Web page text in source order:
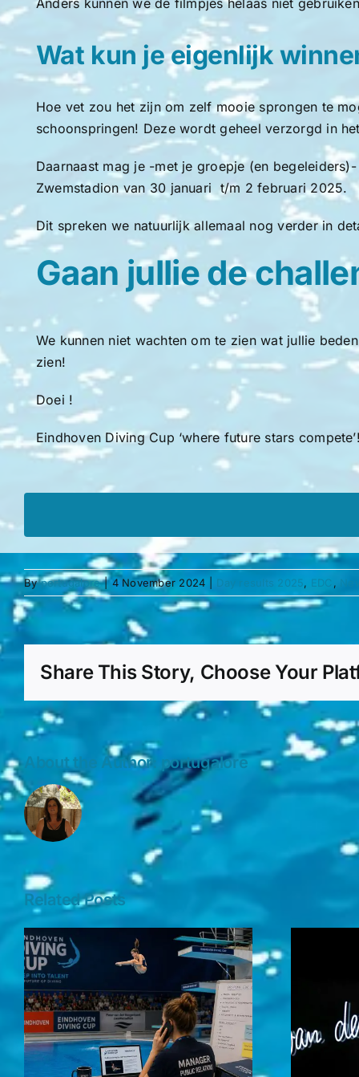
Anders kunnen we de filmpjes helaas niet
Wat kun je eigenlijk
Hoe vet zou het zijn om zelf mooie sprongen te
schoonspringen! Deze wordt geheel verzorgd in
Daarnaast mag je -met je groepje (en
Zwemstadion van 30 januari t/m 2 februari 2025.
Dit spreken we natuurlijk allemaal nog verder in
Gaan jullie de
We kunnen niet wachten om te zien wat jullie
zien!
Doei !
Eindhoven Diving Cup ‘where future stars
Byportugalore | 4 November 2024 Day results 2025, EDC ,
Share This Story, Choose Your
About the Author: portugalore
Related Posts
Toernooidag 4
Eindhoven Diving
Cup 2026